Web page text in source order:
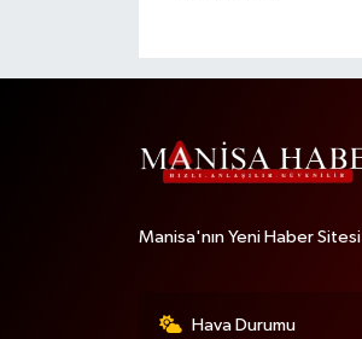
Manisa'nın Yeni Haber Sitesi
Hava Durumu